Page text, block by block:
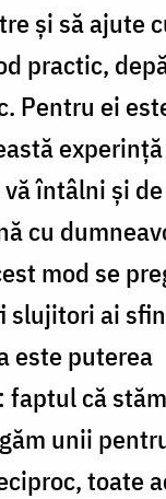
şi să ajute
practic,
Pentru ei
experinţă
întâlni şi
cu
mod se
slujitori ai
este puterea
că
unii
toate